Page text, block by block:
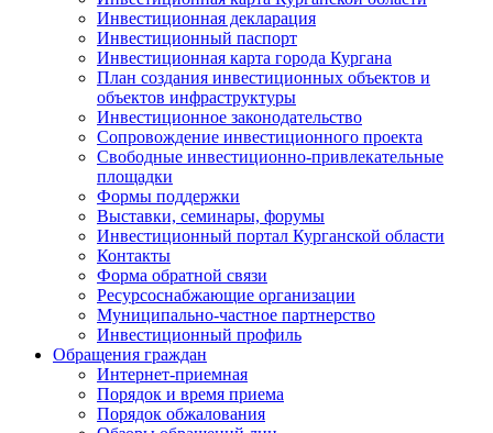
Инвестиционная декларация
Инвестиционный паспорт
Инвестиционная карта города Кургана
План создания инвестиционных объектов и
объектов инфраструктуры
Инвестиционное законодательство
Сопровождение инвестиционного проекта
Свободные инвестиционно-привлекательные
площадки
Формы поддержки
Выставки, семинары, форумы
Инвестиционный портал Курганской области
Контакты
Форма обратной связи
Ресурсоснабжающие организации
Муниципально-частное партнерство
Инвестиционный профиль
Обращения граждан
Интернет-приемная
Порядок и время приема
Порядок обжалования